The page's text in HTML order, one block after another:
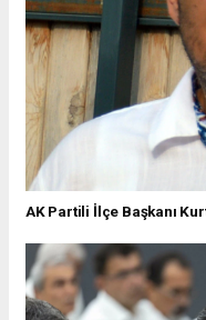
AK Partili İlçe Başkanı